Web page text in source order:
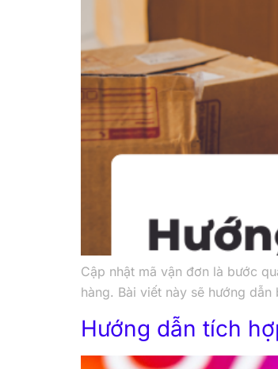
Cập nhật mã vận đơn là bước
hàng. Bài viết này sẽ hướng
Hướng dẫn tích